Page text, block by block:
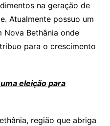
na geração de
Atualmente possuo um
Nova Bethânia onde
para o crescimento
eleição para
região que abriga